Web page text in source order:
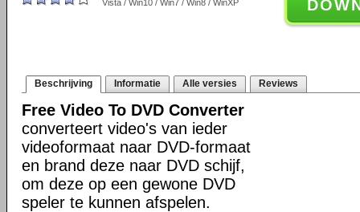
Vista / Win10 / Win7 / Win8 / WinXP
Beschrijving Informatie Alle versies Reviews
Free Video To DVD Converter
converteert video's van ieder
videoformaat naar DVD-formaat
en brand deze naar DVD schijf,
om deze op een gewone DVD
speler te kunnen afspelen.